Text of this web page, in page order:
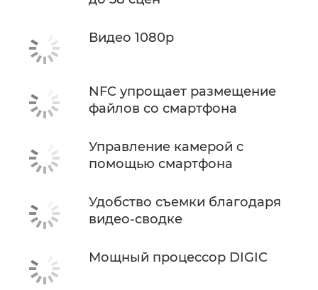
Видео 1080p
NFC упрощает размещение
файлов со смартфона
Управление камерой с
помощью смартфона
Удобство съемки благодаря
видео-сводке
Мощный процессор DIGIC